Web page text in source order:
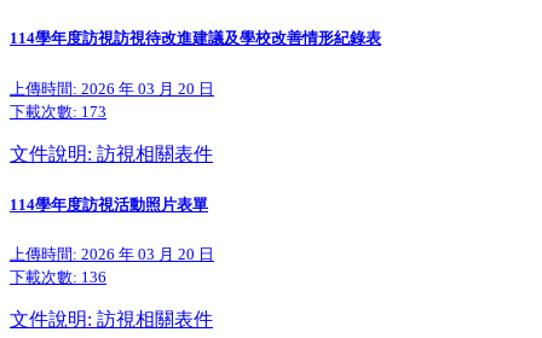
114學年度訪視訪視待改進建議及學校改善情形紀錄表
上傳時間: 2026 年 03 月 20 日
下載次數: 173
文件說明: 訪視相關表件
114學年度訪視活動照片表單
上傳時間: 2026 年 03 月 20 日
下載次數: 136
文件說明: 訪視相關表件